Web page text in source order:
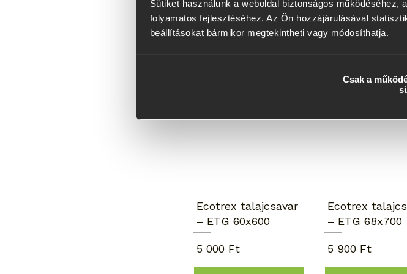
Sütiket használunk a weboldal biztonságos
folyamatos fejlesztéséhez. Az Ön hozzájárulásával
beállításokat bármikor megtekintheti vagy módosíthatja.
Csak a
Napernyőhöz
kiváló
Ecotrex talajcsavar
– ETG 60x600
5 000 Ft
Napernyőhöz
kiváló
Ecotrex
– ETG 68x700
5 900 Ft